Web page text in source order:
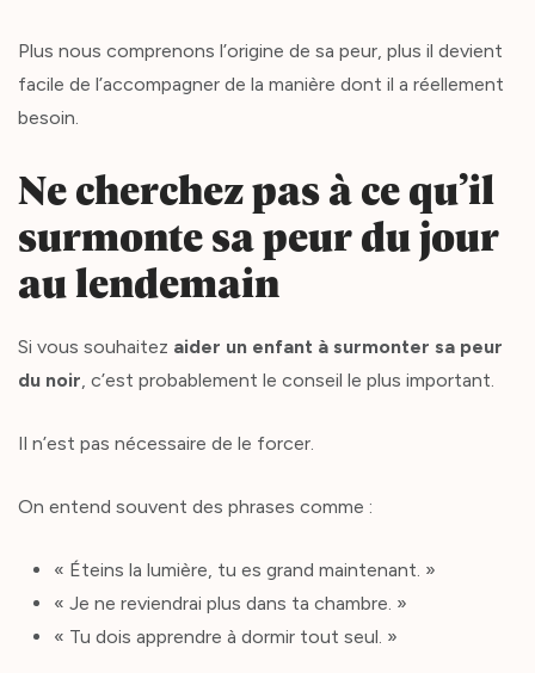
Plus nous comprenons l’origine de sa peur, plus il devient
facile de l’accompagner de la manière dont il a réellement
besoin.
Ne cherchez pas à ce qu’il
surmonte sa peur du jour
au lendemain
Si vous souhaitez aider un enfant à surmonter sa peur
du noir , c’est probablement le conseil le plus important.
Il n’est pas nécessaire de le forcer.
On entend souvent des phrases comme :
« Éteins la lumière, tu es grand maintenant. »
« Je ne reviendrai plus dans ta chambre. »
« Tu dois apprendre à dormir tout seul. »